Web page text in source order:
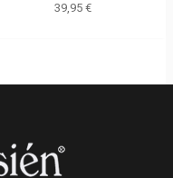
39,95 €